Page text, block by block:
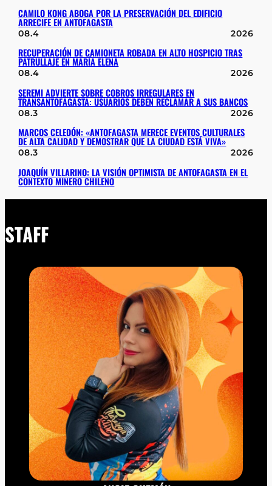
CAMILO KONG ABOGA POR LA PRESERVACIÓN DEL EDIFICIO
ARRECIFE EN ANTOFAGASTA
08.4 2026
RECUPERACIÓN DE CAMIONETA ROBADA EN ALTO HOSPICIO TRAS
PATRULLAJE EN MARÍA ELENA
08.4 2026
SEREMI ADVIERTE SOBRE COBROS IRREGULARES EN
TRANSANTOFAGASTA: USUARIOS DEBEN RECLAMAR A SUS BANCOS
08.3 2026
MARCOS CELEDÓN: «ANTOFAGASTA MERECE EVENTOS CULTURALES
DE ALTA CALIDAD Y DEMOSTRAR QUE LA CIUDAD ESTÁ VIVA»
08.3 2026
JOAQUÍN VILLARINO: LA VISIÓN OPTIMISTA DE ANTOFAGASTA EN EL
CONTEXTO MINERO CHILENO
STAFF